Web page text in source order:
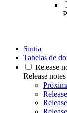
Sintia
Tabelas de
Release
Release notes